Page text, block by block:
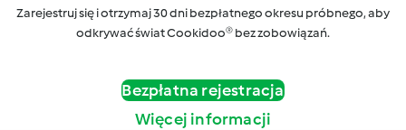
Zarejestruj się i otrzymaj 30 dni bezpłatnego okresu próbnego, aby
odkrywać świat Cookidoo® bez zobowiązań.
Bezpłatna rejestracja
Więcej informacji